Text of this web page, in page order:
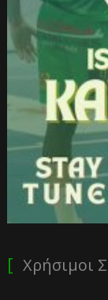
Χρήσιμοι